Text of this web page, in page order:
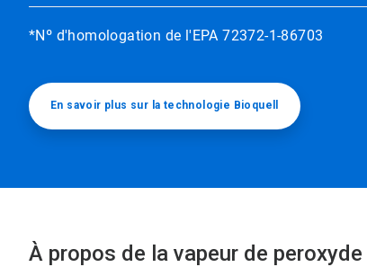
*Nº d'homologation de l'EPA 72372-1-86703
En savoir plus sur la technologie Bioquell
À propos de la vapeur de